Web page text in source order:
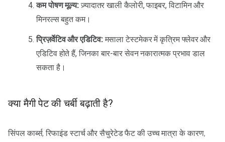
कम पोषण मूल्य:ज़्यादातर खाली कैलोरी, फाइबर, विटामिन और
मिनरल्स बहुत कम।
प्रिज़र्वेटिव और एडिटिव:मसाला टेस्टमेकर में कृत्रिम फ्लेवर और
एडिटिव होते हैं, जिनका बार-बार सेवन नकारात्मक प्रभाव डाल
सकता है।
क्या मैगी पेट की चर्बी बढ़ाती है?
सिंपल कार्ब्स, रिफाइंड स्टार्च और सैचुरेटेड फैट की उच्च मात्रा के कारण,